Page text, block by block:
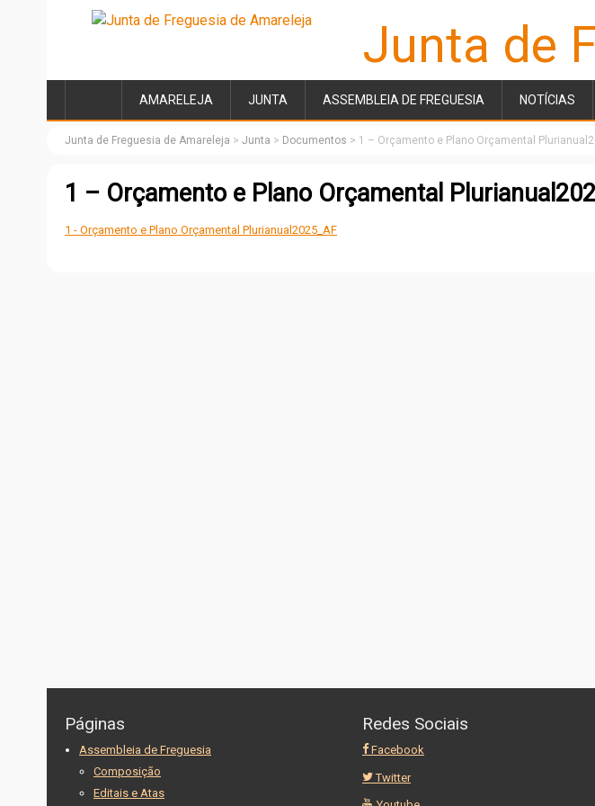
Junta de
AMARELEJA JUNTA ASSEMBLEIA DE FREGUESIA NOTÍCIAS
Junta de Freguesia de Amareleja > Junta > Documentos > 1 – Orçamento e Plano Orçamental
1 – Orçamento e Plano Orçamental
1 - Orçamento e Plano Orçamental Plurianual2025_AF
Páginas
Assembleia de Freguesia
Composição
Editais e Atas
Redes Sociais
Facebook
Twitter